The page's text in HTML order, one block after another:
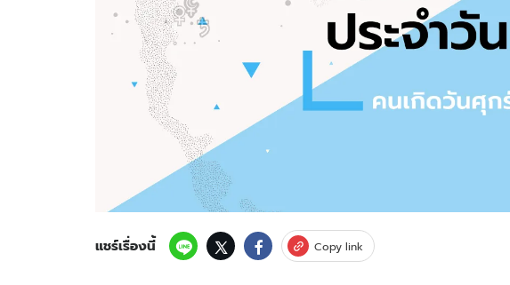
สงวนลิขสิทธิ์ ©2569 บริษัท อิมเมจ ฟิวเจอร์ (ประเทศไทย) จำกัด
แชร์เรื่องนี้ Copy link